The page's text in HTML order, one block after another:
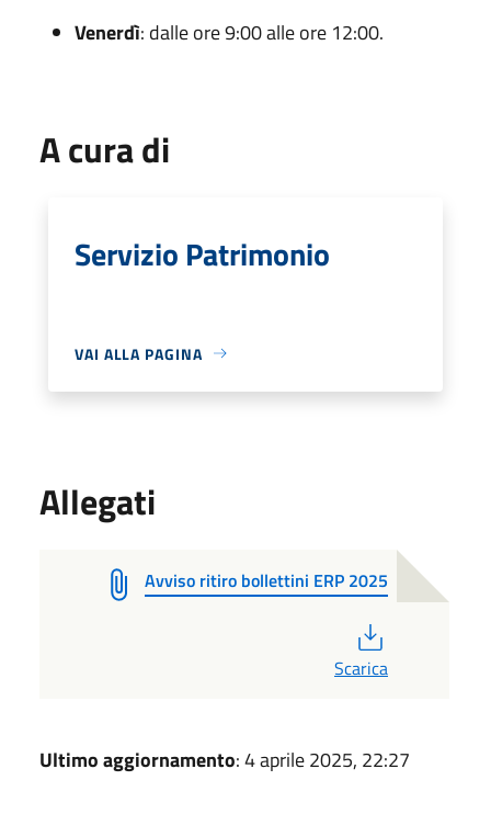
Venerdì: dalle ore 9:00 alle ore 12:00.
A cura di
Servizio Patrimonio
VAI ALLA PAGINA
Allegati
Avviso ritiro bollettini ERP 2025
Scarica
Ultimo aggiornamento: 4 aprile 2025, 22:27